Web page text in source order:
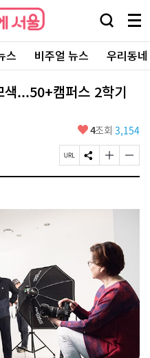
검
창
열
기
메
뉴
전
체
보
스 비주얼 뉴스 우리동
...50+캠퍼스 2학기
좋
요
4조회 3,154
페
이
R
S
N
유
글
자
크
경
하
글
자
작